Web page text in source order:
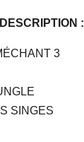
:
3
SINGES